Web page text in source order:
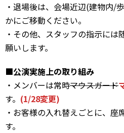
・退場後は、会場近辺(建物内/
かにご移動ください。
・その他、スタッフの指示には
願いします。
■公演実施上の取り組み
・メンバーは常時マウスガード
す。 (1/28変更)
・お客様の入れ替えごとに、座
す。